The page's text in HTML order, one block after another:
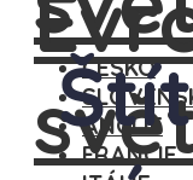
ČESKO
ANGLIE
FRANCIE